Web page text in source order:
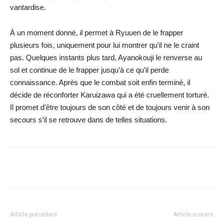
vantardise.
À un moment donné, il permet à Ryuuen de le frapper
plusieurs fois, uniquement pour lui montrer qu’il ne le craint
pas. Quelques instants plus tard, Ayanokouji le renverse au
sol et continue de le frapper jusqu’à ce qu’il perde
connaissance. Après que le combat soit enfin terminé, il
décide de réconforter Karuizawa qui a été cruellement torturé.
Il promet d’être toujours de son côté et de toujours venir à son
secours s’il se retrouve dans de telles situations.
Article précédent Article suivant